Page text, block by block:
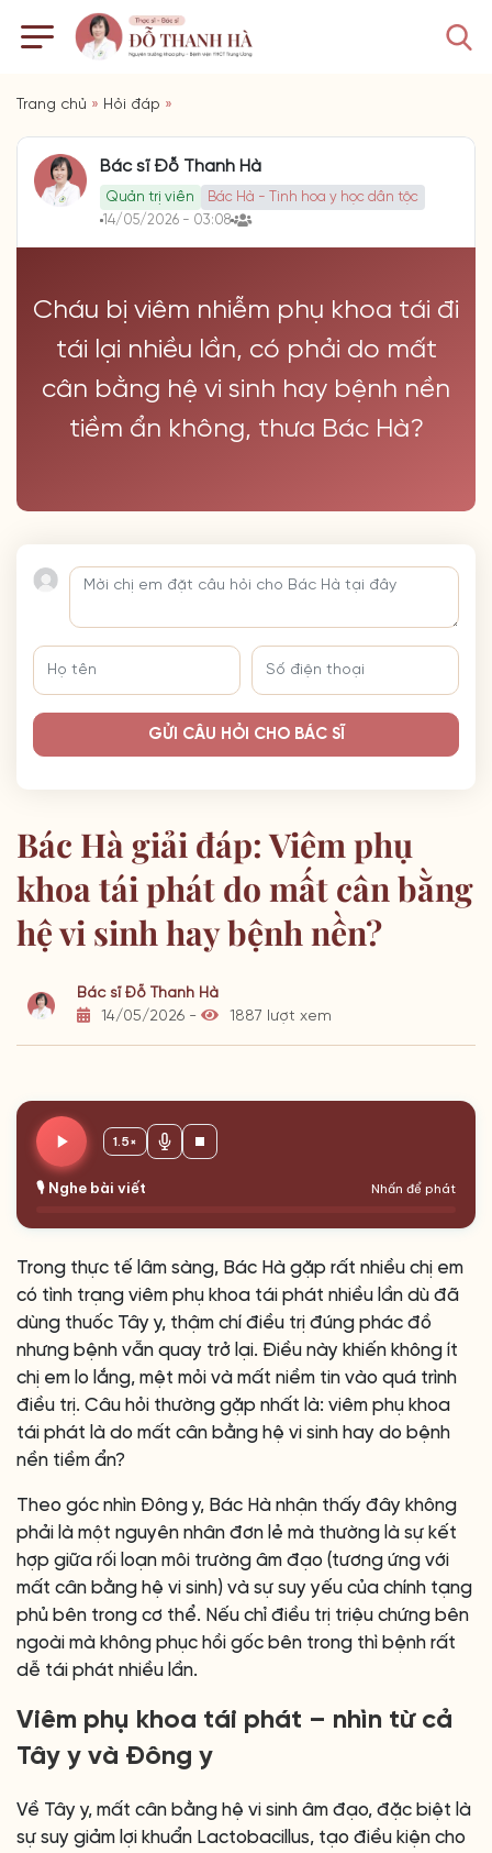
Trang chủ » Hỏi đáp »
Bác sĩ Đỗ Thanh Hà
Quản trị viên
Bác Hà - Tinh hoa y học dân tộc
14/05/2026 - 03:08
Cháu bị viêm nhiễm phụ khoa tái đi
tái lại nhiều lần, có phải do mất
cân bằng hệ vi sinh hay bệnh nền
tiềm ẩn không, thưa Bác Hà?
GỬI CÂU HỎI CHO BÁC SĨ
Bác Hà giải đáp: Viêm phụ
khoa tái phát do mất cân bằng
hệ vi sinh hay bệnh nền?
Bác sĩ Đỗ Thanh Hà
14/05/2026 -
1887 lượt xem
🎙️ Nghe bài viết Nhấn để phát
1.5×
Trong thực tế lâm sàng, Bác Hà gặp rất nhiều chị em
có tình trạng viêm phụ khoa tái phát nhiều lần dù đã
dùng thuốc Tây y, thậm chí điều trị đúng phác đồ
nhưng bệnh vẫn quay trở lại. Điều này khiến không ít
chị em lo lắng, mệt mỏi và mất niềm tin vào quá trình
điều trị. Câu hỏi thường gặp nhất là: viêm phụ khoa
tái phát là do mất cân bằng hệ vi sinh hay do bệnh
nền tiềm ẩn?
Theo góc nhìn Đông y, Bác Hà nhận thấy đây không
phải là một nguyên nhân đơn lẻ mà thường là sự kết
hợp giữa rối loạn môi trường âm đạo (tương ứng với
mất cân bằng hệ vi sinh) và sự suy yếu của chính tạng
phủ bên trong cơ thể. Nếu chỉ điều trị triệu chứng bên
ngoài mà không phục hồi gốc bên trong thì bệnh rất
dễ tái phát nhiều lần.
Viêm phụ khoa tái phát – nhìn từ cả
Tây y và Đông y
Về Tây y, mất cân bằng hệ vi sinh âm đạo, đặc biệt là
sự suy giảm lợi khuẩn Lactobacillus, tạo điều kiện cho